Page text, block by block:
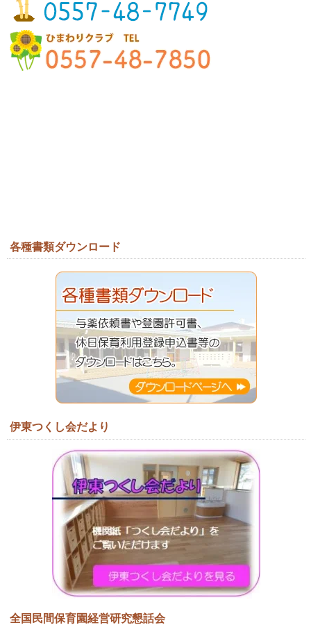
各種書類ダウンロード
伊東つくし会だより
全国民間保育園経営研究懇話会